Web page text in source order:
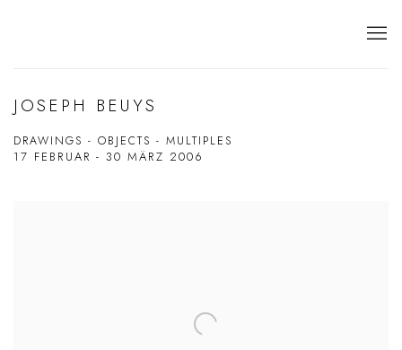
JOSEPH BEUYS
DRAWINGS - OBJECTS - MULTIPLES
17 FEBRUAR - 30 MÄRZ 2006